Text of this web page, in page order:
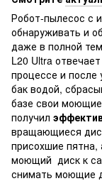
Робот-пылесос с
обнаруживать и
даже в полной
L20 Ultra отвечает
процессе и после
бак водой,
базе свои
получил
вращающиеся
присохшие пятна,
моющий диск к
снимать моющие